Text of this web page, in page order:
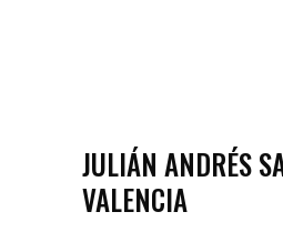
JULIÁN ANDRÉS
VALENCIA